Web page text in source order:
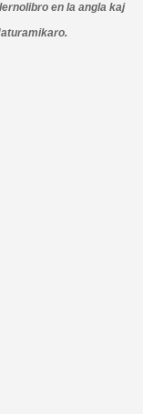
en la angla kaj